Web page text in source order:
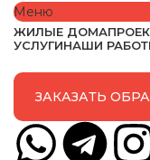
Меню
ЖИЛЫЕ ДОМА
УСЛУГИНАШИ
ЗАКАЗАТЬ